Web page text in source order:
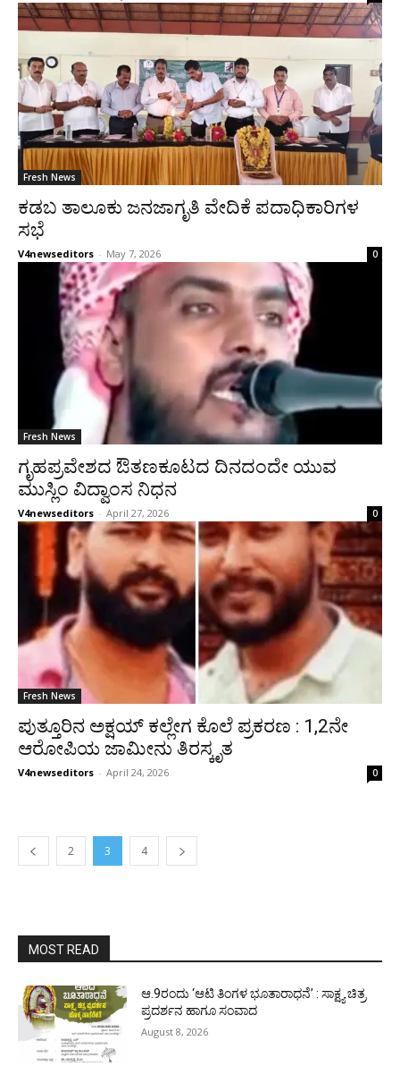
Fresh News
ಕಡಬ ತಾಲೂಕು ಜನಜಾಗೃತಿ ವೇದಿಕೆ ಪದಾಧಿಕಾರಿಗಳ
ಸಭೆ
V4newseditors - May 7, 2026 0
Fresh News
ಗೃಹಪ್ರವೇಶದ ಔತಣಕೂಟದ ದಿನದಂದೇ ಯುವ
ಮುಸ್ಲಿಂ ವಿದ್ವಾಂಸ ನಿಧನ
V4newseditors - April 27, 2026 0
Fresh News
ಪುತ್ತೂರಿನ ಅಕ್ಷಯ್ ಕಲ್ಲೇಗ ಕೊಲೆ ಪ್ರಕರಣ : 1,2ನೇ
ಆರೋಪಿಯ ಜಾಮೀನು ತಿರಸ್ಕೃತ
V4newseditors - April 24, 2026 0
2 3 4
MOST READ
ಆ.9ರಂದು ‘ಆಟಿ ತಿಂಗಳ ಭೂತಾರಾಧನೆ’ : ಸಾಕ್ಷ್ಯ ಚಿತ್ರ
ಪ್ರದರ್ಶನ ಹಾಗೂ ಸಂವಾದ
August 8, 2026